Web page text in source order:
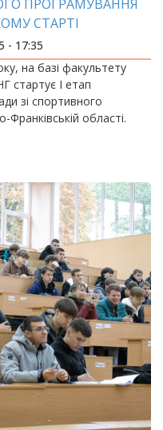
ПРОГРАМУВАННЯ
СТАРТІ
- 17:35
на базі факультету
стартує І етап
зі спортивного
області.